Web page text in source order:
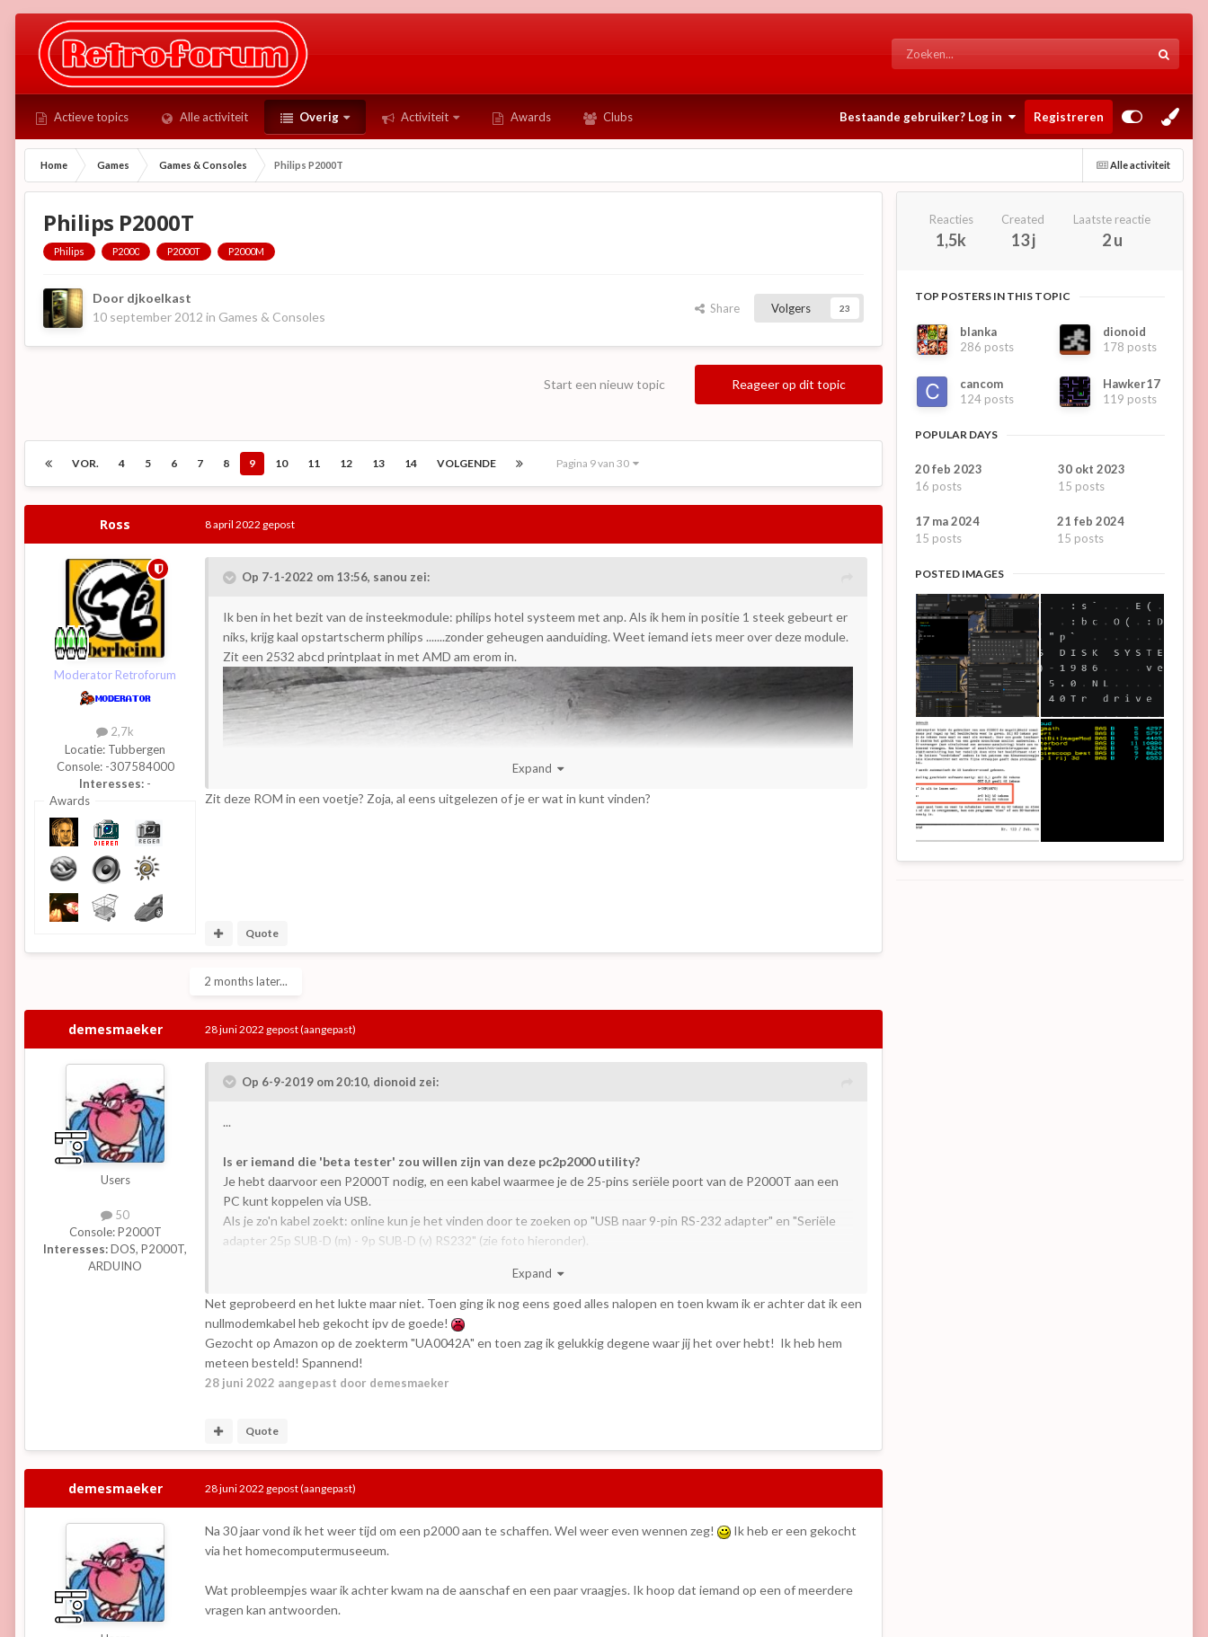
Actieve topics Alle activiteit Overig Activiteit Awards Clubs Bestaande gebruiker? Log in Registreren
Alle activiteit
Home Games Games & Consoles Philips P2000T
Philips P2000T
Philips P2000 P2000T P2000M
Door djkoelkast
10 september 2012 in Games & Consoles
Share Volgers 23
Reageer op dit topic
Start een nieuw topic
VOR. 4 5 6 7 8 9 10 11 12 13 14 VOLGENDE Pagina 9 van 30
Ross
Moderator Retroforum
2,7k
Locatie: Tubbergen
Console: -307584000
Interesses: -
Awards
8 april 2022 gepost
Op 7-1-2022 om 13:56, sanou zei:
Ik ben in het bezit van de insteekmodule: philips hotel systeem met anp. Als ik hem in positie 1 steek gebeurt er
niks, krijg kaal opstartscherm philips .......zonder geheugen aanduiding. Weet iemand iets meer over deze module.
Zit een 2532 abcd printplaat in met AMD am erom in.
Expand
Zit deze ROM in een voetje? Zoja, al eens uitgelezen of je er wat in kunt vinden?
Quote
2 months later...
demesmaeker
Users
50
Console:P2000T
Interesses:DOS, P2000T,
ARDUINO
28 juni 2022 gepost(aangepast)
Op 6-9-2019 om 20:10, dionoid zei:
...
Is er iemand die 'beta tester' zou willen zijn van deze pc2p2000 utility?
Je hebt daarvoor een P2000T nodig, en een kabel waarmee je de 25-pins seriële poort van de P2000T aan een
PC kunt koppelen via USB.
Als je zo'n kabel zoekt: online kun je het vinden door te zoeken op "USB naar 9-pin RS-232 adapter" en "Seriële
adapter 25p SUB-D (m) - 9p SUB-D (v) RS232" (zie foto hieronder).
Expand
Net geprobeerd en het lukte maar niet. Toen ging ik nog eens goed alles nalopen en toen kwam ik er achter dat ik een
nullmodemkabel heb gekocht ipv de goede!
Gezocht op Amazon op de zoekterm "UA0042A" en toen zag ik gelukkig degene waar jij het over hebt! Ik heb hem
meteen besteld! Spannend!
28 juni 2022 aangepast door demesmaeker
Quote
demesmaeker 28 juni 2022 gepost(aangepast)
Na 30 jaar vond ik het weer tijd om een p2000 aan te schaffen. Wel weer even wennen zeg!
Ik heb er een gekocht
via het homecomputermuseeum.
Wat probleempjes waar ik achter kwam na de aanschaf en een paar vraagjes. Ik hoop dat iemand op een of meerdere
vragen kan antwoorden.
Reacties
1,5k
Created
13 j
Laatste reactie
2 u
TOP POSTERS IN THIS TOPIC
blanka
286 posts
dionoid
178 posts
cancom
124 posts
Hawker17
119 posts
POPULAR DAYS
20 feb 2023
16 posts
30 okt 2023
15 posts
17 ma 2024
15 posts
21 feb 2024
15 posts
POSTED IMAGES